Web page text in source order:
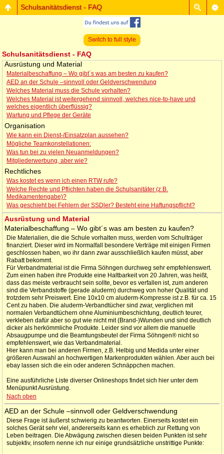
Schulsanitätsdienst - FAQ
Switch to full style
Schulsanitätsdienst - FAQ
Ausrüstung und Material
Materialbeschaffung – Wo gibt´s was am besten zu kaufen?
AED an der Schule –sinnvoll oder Geldverschwendung
Welches Material muss die Schule vorhalten?
Welches Material ist weitergehend sinnvoll, welches nice-to-have und
welches eigentlich überflüssig?
Wartung und Pflege der Geräte
Organisation
Wie kann ein Dienst-/Einsatzplan aussehen?
Mögliche Teamkonstellationen:
Was tun bei zu vielen Neuanmeldungen?
Mitgliederwerbung, aber wie?
Rechtliches
Was kostet es wenn ich einen RTW rufe?
Welche Rechte und Pflichten haben die Schulsanitäter (z.B.
Medikamentengabe)?
Was geschieht bei Fehlern der SSDler? Besteht eine Haftungspflicht?
Ausrüstung und Material
Materialbeschaffung – Wo gibt´s was am besten zu kaufen?
Die Materialien, die die Schule vorhalten muss, werden vom Schulträger
finanziert. Dieser wird im Normalfall besondere Verträge mit einigen Firmen
geschlossen haben, wo ihr dann zwar ausschließlich kaufen müsst, aber
Rabatt bekommt.
Für Verbandmaterial ist die Firma Söhngen durchweg sehr empfehlenswert.
Zum einen haben ihre Produkte eine Haltbarkeit von 20 Jahren, was heißt,
dass das meiste verbraucht sein sollte, bevor es verfallen ist, zum anderen
sind die Verbandstoffe (gerade aluderm) durchweg von hoher Qualität und
trotzdem sehr Preiswert. Eine 10x10 cm aluderm-Kompresse ist z.B. für ca. 15
Cent zu haben. Die aluderm-Verbandtücher sind zwar, verglichen mit
normalen Verbandtüchern ohne Aluminiumbeschichtung, deutlich teurer,
verkleben dafür aber so gut wie nicht mit (Brand-)Wunden und sind deutlich
dicker als herkömmliche Produkte. Leider sind vor allem die manuelle
Absaugpumpe und die Beamtungsbeutel der Firma Söhngen® nicht so
empfehlenswert, wie das Verbandmaterial.
Hier kann man bei anderen Firmen, z.B. Helbig und Medida unter einer
größeren Auswahl an hochwertigen Markenprodukten wählen. Aber auch bei
ebay lassen sich die ein oder anderen Schnäppchen machen.
Eine ausführliche Liste diverser Onlineshops findet sich hier unter dem
Menüpunkt Ausrüstung.
Nach oben
AED an der Schule –sinnvoll oder Geldverschwendung
Diese Frage ist äußerst schwierig zu beantworten. Einerseits kostet ein
solches Gerät sehr viel, andererseits kann es erheblich zur Rettung von
Leben beitragen. Die Abwägung zwischen diesen beiden Punkten ist sehr
subjektiv, insofern nenne ich nur einige grundsätzliche unstrittige Punkte: